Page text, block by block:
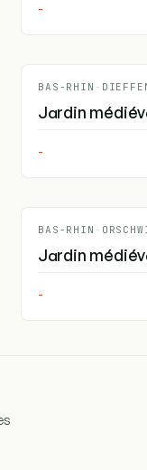
-
BAS-RHIN -
Jardin
-
BAS-RHIN -
Jardin
-